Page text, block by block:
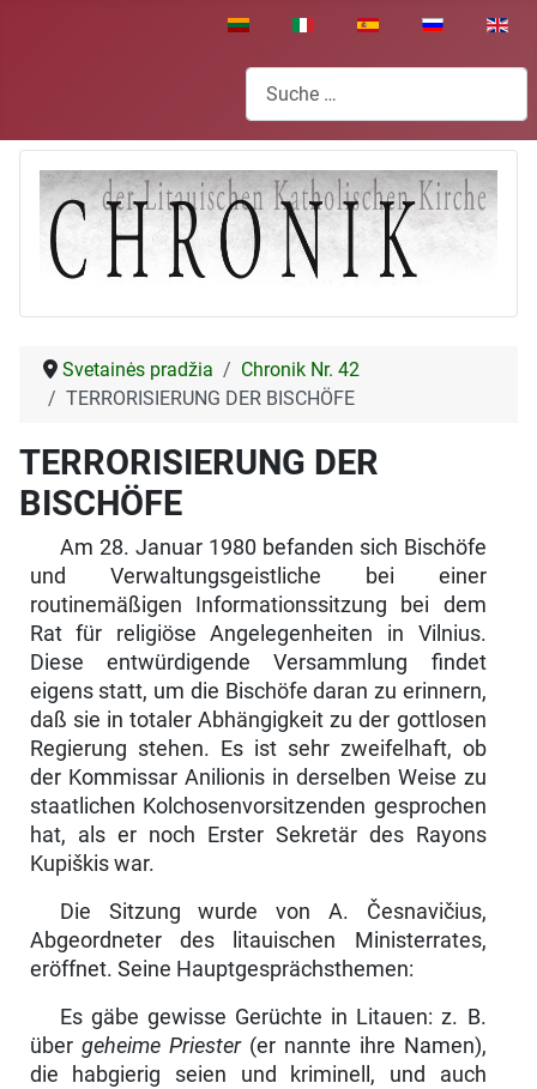
Sprache auswählen
Suchen
Svetainės pradžia
Chronik Nr. 42
TERRORISIERUNG DER BISCHÖFE
TERRORISIERUNG DER
BISCHÖFE
Am 28. Januar 1980 befanden sich Bischöfe
und Verwaltungsgeistliche bei einer
routinemäßigen Informationssitzung bei dem
Rat für religiöse Angelegenheiten in Vilnius.
Diese entwürdigende Versammlung findet
eigens statt, um die Bischöfe daran zu erinnern,
daß sie in totaler Abhängigkeit zu der gottlosen
Regierung ste­hen. Es ist sehr zweifelhaft, ob
der Kommissar Anilionis in derselben Weise zu
staatlichen Kolchosenvorsitzenden gesprochen
hat, als er noch Erster Sekretär des Rayons
Kupiškis war.
Die Sitzung wurde von A. Česnavičius,
Abgeordneter des litauischen Ministerra­tes,
eröffnet. Seine Hauptgesprächsthemen:
Es gäbe gewisse Gerüchte in Litauen: z. B.
über geheime Priester (er nannte ihre Namen),
die habgierig seien und kriminell, und auch